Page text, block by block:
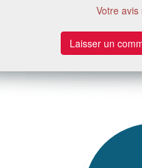
Votre
Laisser un